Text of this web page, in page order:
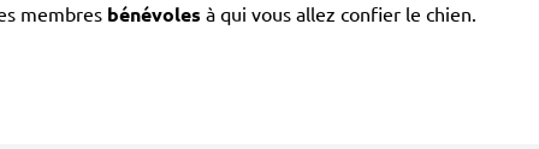
membres bénévoles à qui vous allez confier le chien.